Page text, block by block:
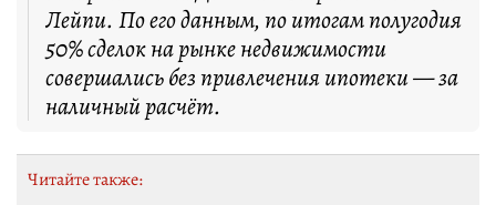
Лейпи. По его данным, по итогам полугодия
50% сделок на рынке недвижимости
совершались без привлечения ипотеки — за
наличный расчёт.
Читайте также: